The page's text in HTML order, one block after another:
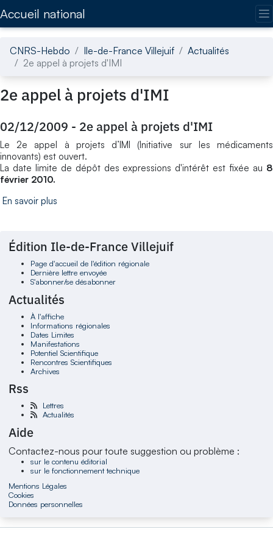
Accueil national
CNRS-Hebdo Ile-de-France Villejuif
Actualités
2e appel à projets d'IMI
2e appel à projets d'IMI
02/12/2009 - 2e appel à projets d'IMI
Le 2e appel à projets d’IMI (Initiative sur les médicaments
innovants) est ouvert.
La date limite de dépôt des expressions d'intérêt est fixée au 8
février 2010.
En savoir plus
Édition Ile-de-France Villejuif
Page d'accueil de l'édition régionale
Dernière lettre envoyée
S'abonner/se désabonner
Actualités
À l'affiche
Informations régionales
Dates Limites
Manifestations
Potentiel Scientifique
Rencontres Scientifiques
Archives
Rss
Lettres
Actualités
Aide
Contactez-nous pour toute suggestion ou problème :
sur le contenu éditorial
sur le fonctionnement technique
Mentions Légales
Cookies
Données personnelles